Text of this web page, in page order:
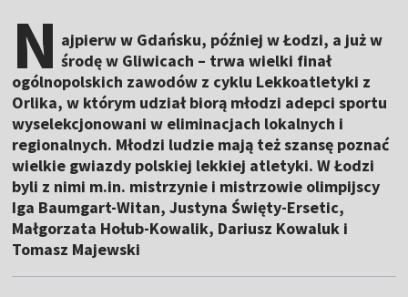
N ajpierw w Gdańsku, później w Łodzi, a już w
środę w Gliwicach – trwa wielki finał
ogólnopolskich zawodów z cyklu Lekkoatletyki z
Orlika, w którym udział biorą młodzi adepci sportu
wyselekcjonowani w eliminacjach lokalnych i
regionalnych. Młodzi ludzie mają też szansę poznać
wielkie gwiazdy polskiej lekkiej atletyki. W Łodzi
byli z nimi m.in. mistrzynie i mistrzowie olimpijscy
Iga Baumgart-Witan, Justyna Święty-Ersetic,
Małgorzata Hołub-Kowalik, Dariusz Kowaluk i
Tomasz Majewski